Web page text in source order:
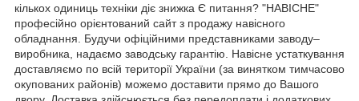
кількох одиниць техніки діє знижка Є питання? "НАВІСНЕ"
професійно орієнтований сайт з продажу навісного
обладнання. Будучи офіційними представниками заводу–
виробника, надаємо заводську гарантію. Навісне устаткування
доставляємо по всій території України (за винятком тимчасово
окупованих районів) можемо доставити прямо до Вашого